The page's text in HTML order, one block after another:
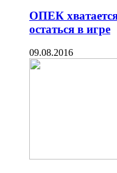
ОПЕК
остаться в игре
09.08.2016